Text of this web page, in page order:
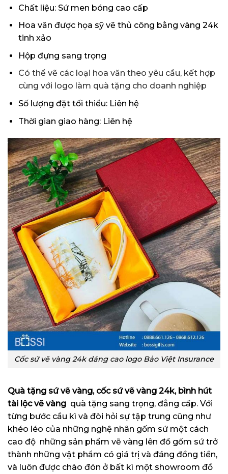
Chất liệu: Sứ men bóng cao cấp
Hoa văn được họa sỹ vẽ thủ công bằng vàng 24k
tinh xảo
Hộp đựng sang trọng
Có thể vẽ các loại hoa văn theo yêu cầu, kết hợp
cùng với logo làm quà tặng cho doanh nghiệp
Số lượng đặt tối thiểu: Liên hệ
Thời gian giao hàng: Liên hệ
Cốc sứ vẽ vàng 24k dáng cao logo Bảo Việt Insurance
Quà tặng sứ vẽ vàng, cốc sứ vẽ vàng 24k, bình hút
tài lộc vẽ vàng quà tặng sang trọng, đẳng cấp. Với
từng bước cầu kì và đòi hỏi sự tập trung cũng như
khéo léo của những nghệ nhân gốm sứ một cách
cao độ những sản phẩm vẽ vàng lên đồ gốm sứ trở
thành những vật phẩm có giá trị và đáng đồng tiền,
và luôn được chào đón ở bất kì một showroom đồ